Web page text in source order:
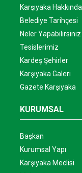
Karşıyaka Hakkında
Belediye Tarihçesi
Neler Yapabilirsiniz
Tesislerimiz
Kardeş Şehirler
Karşıyaka Galeri
Gazete Karşıyaka
KURUMSAL
Başkan
Kurumsal Yapı
Karşıyaka Meclisi